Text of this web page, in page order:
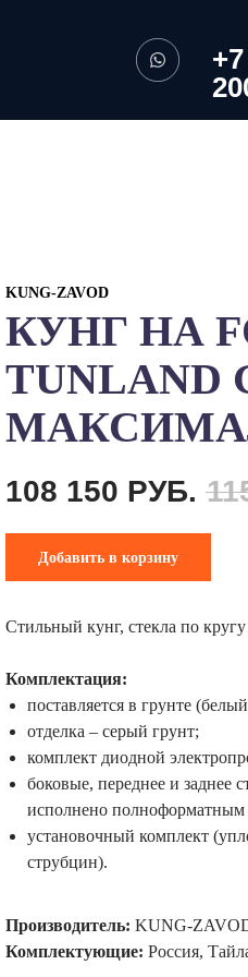
KUNG-ZAVOD
КУНГ НА
TUNLAND
108 150 РУБ.
Добавить в корзину
Стильный кунг, стекла по кругу
Комплектация:
поставляется в грунте
отделка – серый грунт;
комплект диодной
боковые, переднее и заднее
исполнено полноформатным
установочный комплект
струбцин).
Производитель: KUNG-
Комплектующие: Россия,